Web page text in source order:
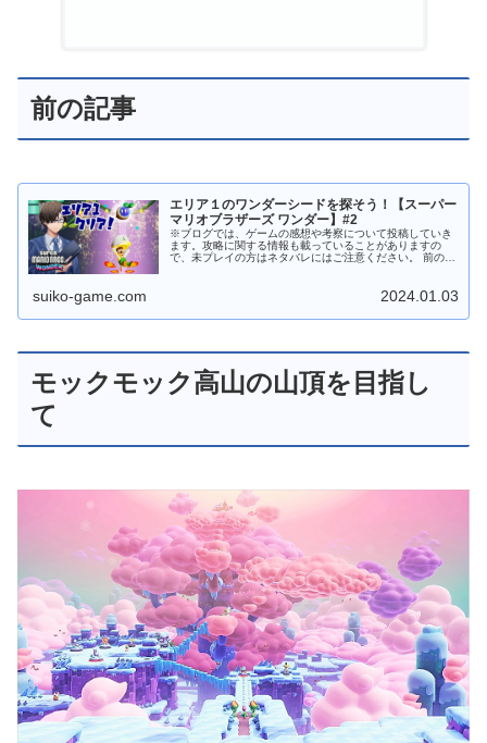
前の記事
エリア１のワンダーシードを探そう！【スーパー
マリオブラザーズ ワンダー】#2
※ブログでは、ゲームの感想や考察について投稿していき
ます。攻略に関する情報も載っていることがありますの
で、未プレイの方はネタバレにはご注意ください。 前の記
suiko-game.com 2024.01.03
モックモック高山の山頂を目指し
て